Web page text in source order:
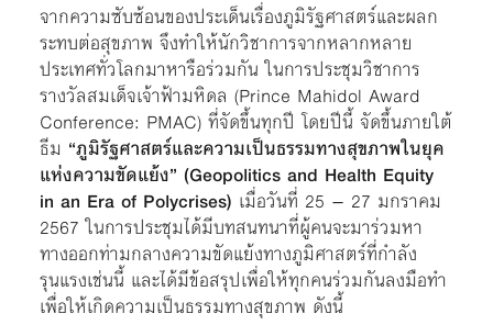
จากความซับซ้อนของประเด็นเรื่องภูมิรัฐศาสตร์และผลก
ระทบต่อสุขภาพ จึงทำให้นักวิชาการจากหลากหลาย
ประเทศทั่วโลกมาหารือร่วมกัน ในการประชุมวิชาการ
รางวัลสมเด็จเจ้าฟ้ามหิดล (Prince Mahidol Award
Conference: PMAC) ที่จัดขึ้นทุกปี โดยปีนี้ จัดขึ้นภายใต้
ธีม “ภูมิรัฐศาสตร์และความเป็นธรรมทางสุขภาพในยุค
แห่งความขัดแย้ง” (Geopolitics and Health Equity
in an Era of Polycrises) เมื่อวันที่ 25 – 27 มกราคม
2567 ในการประชุมได้มีบทสนทนาที่ผู้คนจะมาร่วมหา
ทางออกท่ามกลางความขัดแย้งทางภูมิศาสตร์ที่กำลัง
รุนแรงเช่นนี้ และได้มีข้อสรุปเพื่อให้ทุกคนร่วมกันลงมือทำ
เพื่อให้เกิดความเป็นธรรมทางสุขภาพ ดังนี้